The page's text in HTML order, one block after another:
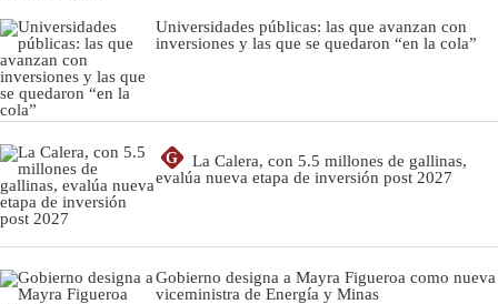
Universidades públicas: las que avanzan con
inversiones y las que se quedaron “en la cola”
G
La Calera, con 5.5 millones de gallinas,
evalúa nueva etapa de inversión post 2027
Gobierno designa a Mayra Figueroa como nueva
viceministra de Energía y Minas